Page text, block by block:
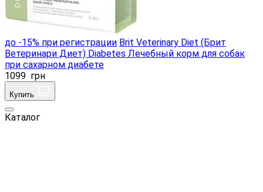
до -15% при регистрации Brit Veterinary Diet (Брит
Ветеринари Диет) Diabetes Лечебный корм для собак
при сахарном диабете
1099 грн
Купить
Каталог